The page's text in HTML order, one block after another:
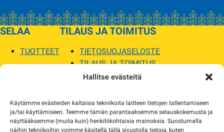
Hallitse evästeitä
Käytämme evästeiden kaltaisia tekniikoita laitteen tietojen tallentamiseen
ja/tai käyttämiseen. Teemme tämän parantaaksemme selauskokemusta ja
näyttääksemme (muita kuin) henkilökohtaisia mainoksia. Suostumalla
näihin tekniikoihin voimme käsitellä tällä sivustolla tietoja, kuten
SELAA
TUOTTEET
TILAUS JA TOIMITUS
TIETOSUOJASELOSTE
TILAUS JA TOIMITUS
TOIMITUSEHDOT
MYYMÄLÄT JA YHTEYSTIEDOT
USEIN KYSYTYT